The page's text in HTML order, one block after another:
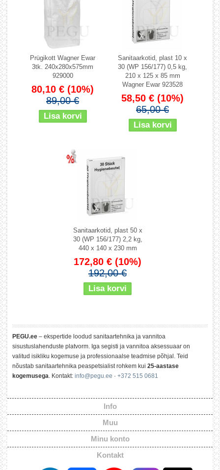
Prügikott Wagner Ewar
3tk. 240x280x575mm
929000
80,10 € (10%)
89,00 €
Sanitaarkotid, plast 10 x
30 (WP 156/177) 0,5 kg,
210 x 125 x 85 mm
Wagner Ewar 923528
58,50 € (10%)
65,00 €
Sanitaarkotid, plast 50 x
30 (WP 156/177) 2,2 kg,
440 x 140 x 230 mm
172,80 € (10%)
192,00 €
PEGU.ee – ekspertide loodud sanitaartehnika ja vannitoa
sisustuslahenduste platvorm. Iga segisti ja vannitoa aksessuaar on
valitud isikliku kogemuse ja professionaalse teadmise põhjal. Teid
nõustab sanitaartehnika peaspetsialist rohkem kui 25-aastase
kogemusega . Kontakt: info@pegu.ee · +372 515 0681
Info
Muu
Minu konto
Kontakt